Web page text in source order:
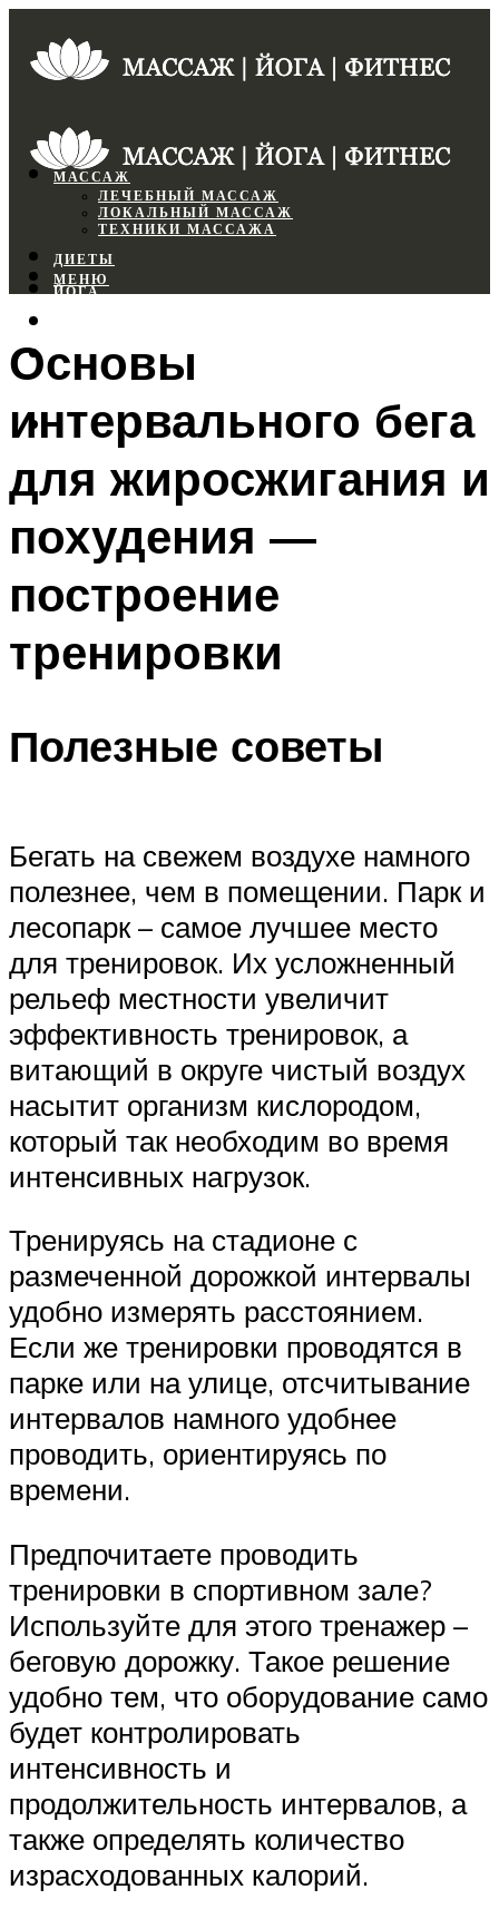
МАССАЖ
ЛЕЧЕБНЫЙ МАССАЖ
ЛОКАЛЬНЫЙ МАССАЖ
ТЕХНИКИ МАССАЖА
ДИЕТЫ
ЙОГА
ФИТНЕС
МЕНЮ
МЕНЮ
Основы
интервального бега
для жиросжигания и
похудения —
построение
тренировки
Полезные советы
Бегать на свежем воздухе намного
полезнее, чем в помещении. Парк и
лесопарк – самое лучшее место
для тренировок. Их усложненный
рельеф местности увеличит
эффективность тренировок, а
витающий в округе чистый воздух
насытит организм кислородом,
который так необходим во время
интенсивных нагрузок.
Тренируясь на стадионе с
размеченной дорожкой интервалы
удобно измерять расстоянием.
Если же тренировки проводятся в
парке или на улице, отсчитывание
интервалов намного удобнее
проводить, ориентируясь по
времени.
Предпочитаете проводить
тренировки в спортивном зале?
Используйте для этого тренажер –
беговую дорожку. Такое решение
удобно тем, что оборудование само
будет контролировать
интенсивность и
продолжительность интервалов, а
также определять количество
израсходованных калорий.